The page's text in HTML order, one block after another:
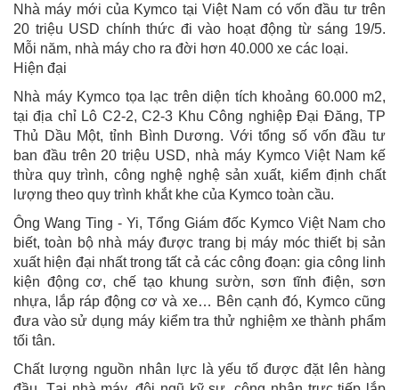
Nhà máy mới của Kymco tại Việt Nam có vốn đầu tư trên
20 triệu USD chính thức đi vào hoạt động từ sáng 19/5.
Mỗi năm, nhà máy cho ra đời hơn 40.000 xe các loại.
Hiện đại
Nhà máy Kymco tọa lạc trên diện tích khoảng 60.000 m2,
tại địa chỉ Lô C2-2, C2-3 Khu Công nghiệp Đại Đăng, TP
Thủ Dầu Một, tỉnh Bình Dương. Với tổng số vốn đầu tư
ban đầu trên 20 triệu USD, nhà máy Kymco Việt Nam kế
thừa quy trình, công nghệ nghệ sản xuất, kiểm định chất
lượng theo quy trình khắt khe của Kymco toàn cầu.
Ông Wang Ting - Yi, Tổng Giám đốc Kymco Việt Nam cho
biết, toàn bộ nhà máy được trang bị máy móc thiết bị sản
xuất hiện đại nhất trong tất cả các công đoạn: gia công linh
kiện động cơ, chế tạo khung sườn, sơn tĩnh điện, sơn
nhựa, lắp ráp động cơ và xe… Bên cạnh đó, Kymco cũng
đưa vào sử dụng máy kiểm tra thử nghiệm xe thành phẩm
tối tân.
Chất lượng nguồn nhân lực là yếu tố được đặt lên hàng